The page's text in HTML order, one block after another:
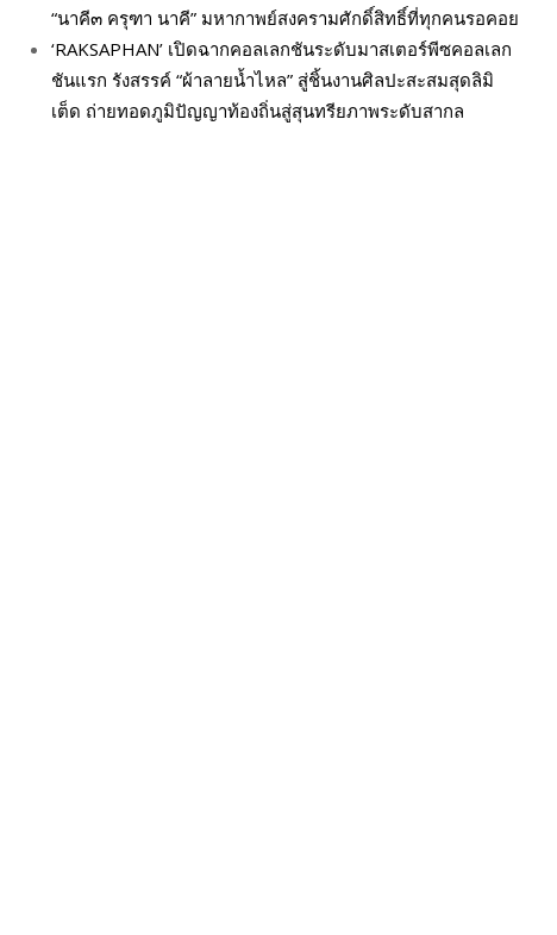
“นาคี๓ ครุฑา นาคี” มหากาพย์สงครามศักดิ์สิทธิ์ที่ทุกคนรอคอย
‘RAKSAPHAN’ เปิดฉากคอลเลกชันระดับมาสเตอร์พีซคอลเลก
ชันแรก รังสรรค์ “ผ้าลายน้ำไหล” สู่ชิ้นงานศิลปะสะสมสุดลิมิ
เต็ด ถ่ายทอดภูมิปัญญาท้องถิ่นสู่สุนทรียภาพระดับสากล